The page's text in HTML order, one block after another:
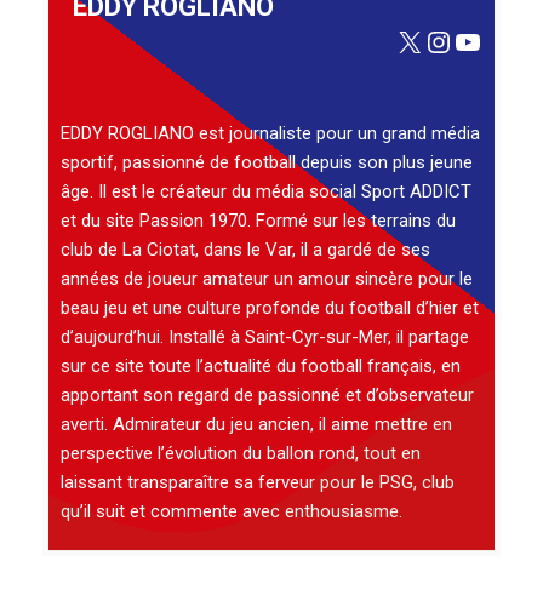
EDDY ROGLIANO
X
EDDY ROGLIANO est journaliste pour un grand média
sportif, passionné de football depuis son plus jeune
âge. Il est le créateur du média social Sport ADDICT
et du site Passion 1970. Formé sur les terrains du
club de La Ciotat, dans le Var, il a gardé de ses
années de joueur amateur un amour sincère pour le
beau jeu et une culture profonde du football d’hier et
d’aujourd’hui. Installé à Saint-Cyr-sur-Mer, il partage
sur ce site toute l’actualité du football français, en
apportant son regard de passionné et d’observateur
averti. Admirateur du jeu ancien, il aime mettre en
perspective l’évolution du ballon rond, tout en
laissant transparaître sa ferveur pour le PSG, club
qu’il suit et commente avec enthousiasme.